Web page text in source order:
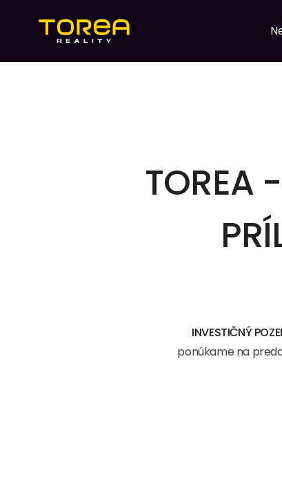
TOREA
INVESTIČNÝ
ponúkame na